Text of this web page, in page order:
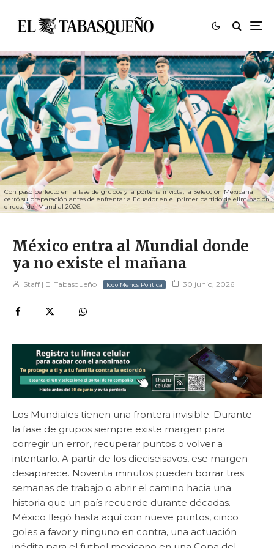
Con paso perfecto en la fase de grupos y la portería invicta, la Selección Mexicana
cerró su preparación antes de enfrentar a Ecuador en el primer partido de eliminación
directa del Mundial 2026.
México entra al Mundial donde
ya no existe el mañana
Staff | El Tabasqueño Todo Menos Política 30 junio, 2026
Los Mundiales tienen una frontera invisible. Durante
la fase de grupos siempre existe margen para
corregir un error, recuperar puntos o volver a
intentarlo. A partir de los dieciseisavos, ese margen
desaparece. Noventa minutos pueden borrar tres
semanas de trabajo o abrir el camino hacia una
historia que un país recuerde durante décadas.
México llegó hasta aquí con nueve puntos, cinco
goles a favor y ninguno en contra, una actuación